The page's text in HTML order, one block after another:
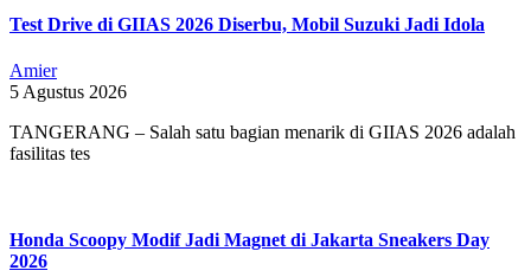
Test Drive di GIIAS 2026 Diserbu, Mobil Suzuki Jadi Idola
Amier
5 Agustus 2026
TANGERANG – Salah satu bagian menarik di GIIAS 2026 adalah
fasilitas tes
Honda Scoopy Modif Jadi Magnet di Jakarta Sneakers Day
2026